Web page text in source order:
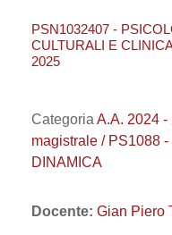
PSN1032407 -
CULTURALI E
2025
Categoria A.A. 2024 -
magistrale / PS1088
DINAMICA
Docente: Gian Piero